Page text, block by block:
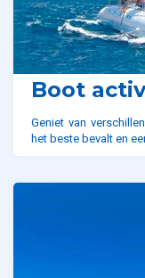
Boot
Geniet van
het beste bevalt en